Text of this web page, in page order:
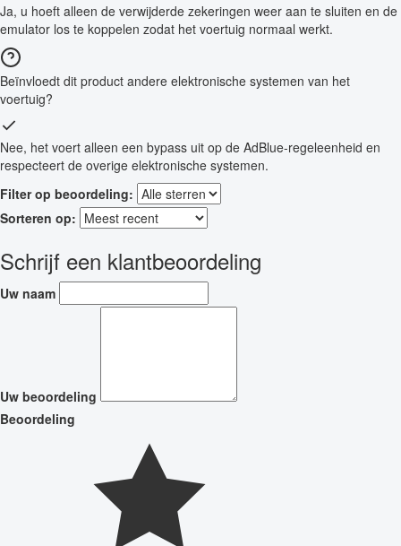
Ja, u hoeft alleen de verwijderde zekeringen weer aan te sluiten en de
emulator los te koppelen zodat het voertuig normaal werkt.
Beïnvloedt dit product andere elektronische systemen van het
voertuig?
Nee, het voert alleen een bypass uit op de AdBlue-regeleenheid en
respecteert de overige elektronische systemen.
Filter op beoordeling:
Sorteren op:
Schrijf een klantbeoordeling
Uw naam
Uw beoordeling
Beoordeling